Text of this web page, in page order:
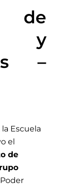
de
y
–
Escuela
el
de